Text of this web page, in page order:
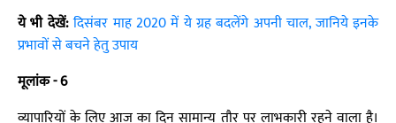
ये भी देखें:दिसंबर माह 2020 में ये ग्रह बदलेंगे अपनी चाल, जानिये इनके
प्रभावों से बचने हेतु उपाय
मूलांक - 6
व्यापारियों के लिए आज का दिन सामान्य तौर पर लाभकारी रहने वाला है।